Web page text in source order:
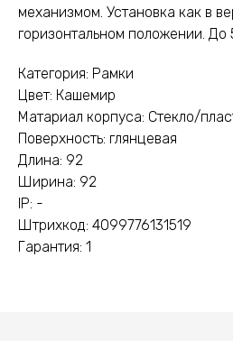
механизмом. Установка как в
горизонтальном положении. До
Категория: Рамки
Цвет: Кашемир
Матариал корпуса: Стекло/
Поверхность: глянцевая
Длина: 92
Ширина: 92
IP: -
Штрихкод: 4099776131519
Гарантия: 1